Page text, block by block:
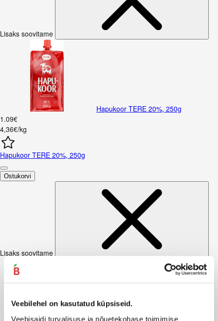
Veebilehel on kasutatud küpsiseid.
Veebisaidi turvalisuse ja nõuetekohase toimimise
Lisaks soovitame
Hapukoor TERE 20%, 250g
1 .09€
4,36€/kg
Hapukoor TERE 20%, 250g
Ostukorvi
Lisaks soovitame